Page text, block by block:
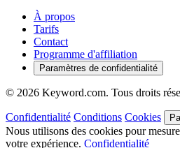
À propos
Tarifs
Contact
Programme d'affiliation
Paramètres de confidentialité
© 2026 Keyword.com. Tous droits
Confidentialité Conditions Cookies
Nous utilisons des cookies pour
votre expérience. Confidentialité